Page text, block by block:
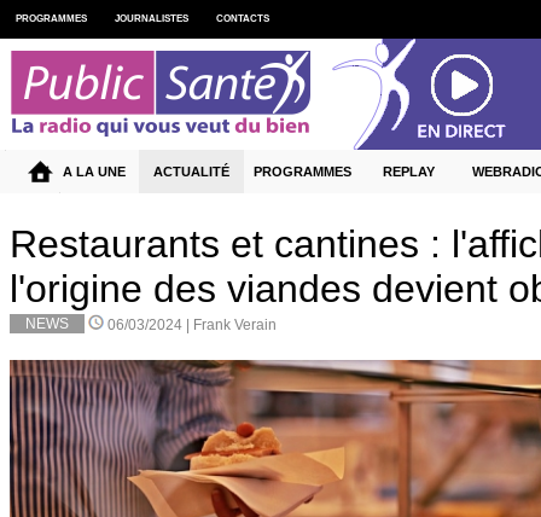
Restaurants et cantines :
l'origine des viandes devient
NEWS 06/03/2024 | Frank Verain
PROGRAMMES JOURNALISTES CONTACTS
A LA UNE ACTUALITÉ PROGRAMMES REPLAY